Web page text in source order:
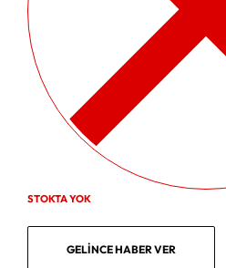
STOKTA YOK
GELINCE HABER VER